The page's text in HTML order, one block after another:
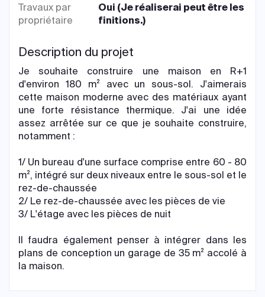
Travaux par
propriétaire
Oui (Je réaliserai peut être les
finitions.)
Description du projet
Je souhaite construire une maison en R+1
d'environ 180 m² avec un sous-sol. J'aimerais
cette maison moderne avec des matériaux ayant
une forte résistance thermique. J'ai une idée
assez arrêtée sur ce que je souhaite construire,
notamment :
1/ Un bureau d'une surface comprise entre 60 - 80
m², intégré sur deux niveaux entre le sous-sol et le
rez-de-chaussée
2/ Le rez-de-chaussée avec les pièces de vie
3/ L'étage avec les pièces de nuit
Il faudra également penser à intégrer dans les
plans de conception un garage de 35 m² accolé à
la maison.